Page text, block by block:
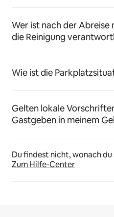
Wer ist nach der Abreise
die Reinigung
Wie ist die
Gelten lokale
Gastgeben in meinem
Du findest nicht, wonach du
Zum Hilfe-Center